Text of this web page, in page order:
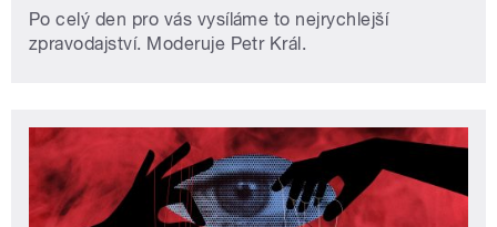
Po celý den pro vás vysíláme to nejrychlejší
zpravodajství. Moderuje Petr Král.